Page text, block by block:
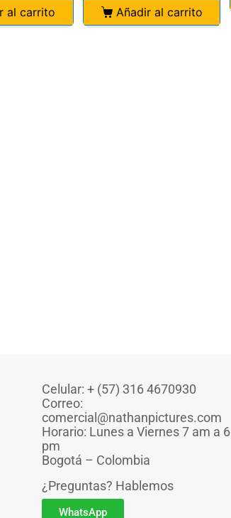
al carrito Añadir al carrito
Celular: + (57) 316 4670930
Correo:
comercial@nathanpictures.com
Horario: Lunes a Viernes 7 am a 6
pm
Bogotá – Colombia
¿Preguntas? Hablemos
WhatsApp